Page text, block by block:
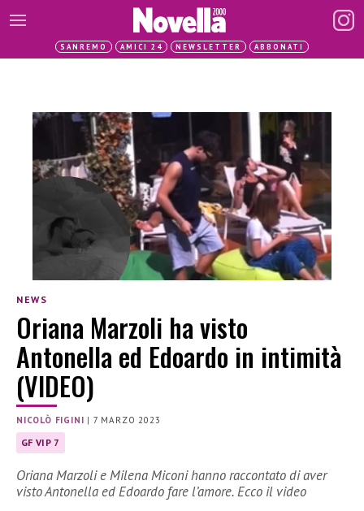
SANREMO AMICI 24 NEWSLETTER ABBONATI
NEWS
Oriana Marzoli ha visto
Antonella ed Edoardo in intimità
(VIDEO)
NICOLÒ FIGINI | 7 MARZO 2023
GF VIP 7
Oriana Marzoli e Milena Miconi hanno raccontato di aver
visto Antonella ed Edoardo fare l’amore. Ecco il video